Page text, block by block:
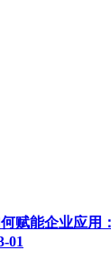
赋能企业应用
01